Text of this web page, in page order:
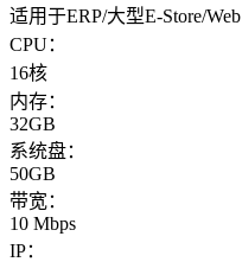
适用于ERP/大型E-Store/Web
CPU：
16核
内存：
32GB
系统盘：
50GB
带宽：
10 Mbps
IP：